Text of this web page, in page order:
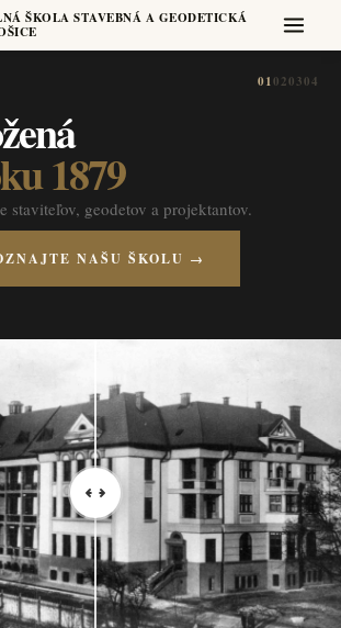
ŠKOLA STAVEBNÁ A GEODETICKÁ
01020304
1879
staviteľov, geodetov a projektantov.
NAŠU ŠKOLU →